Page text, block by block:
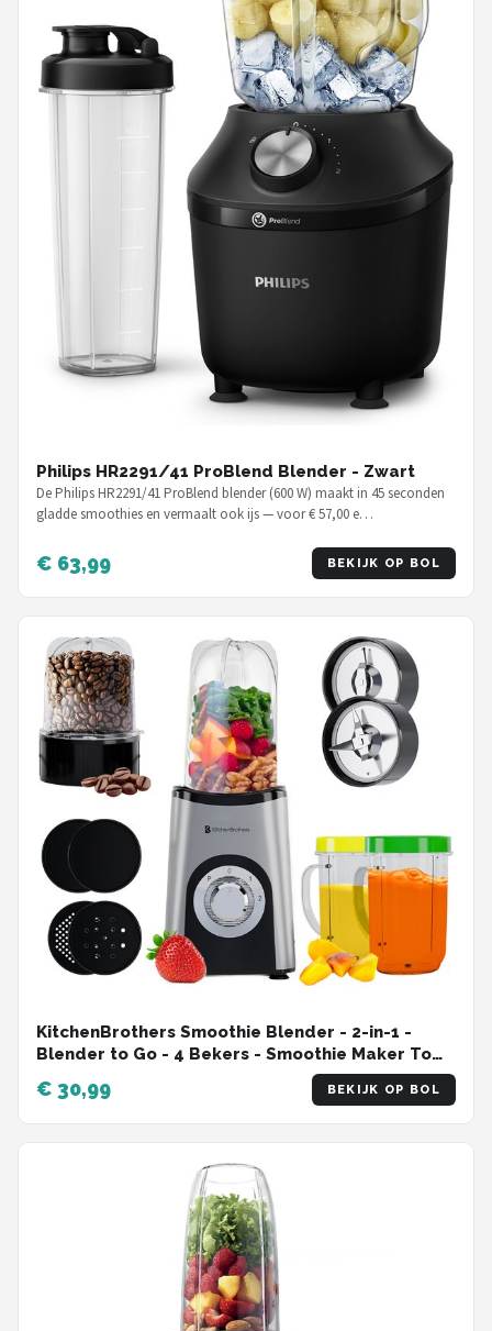
Philips HR2291/41 ProBlend Blender - Zwart
De Philips HR2291/41 ProBlend blender (600 W) maakt in 45 seconden
gladde smoothies en vermaalt ook ijs — voor € 57,00 e…
€ 63,99 BEKIJK OP BOL
KitchenBrothers Smoothie Blender - 2-in-1 -
Blender to Go - 4 Bekers - Smoothie Maker To
€ 30,99 BEKIJK OP BOL